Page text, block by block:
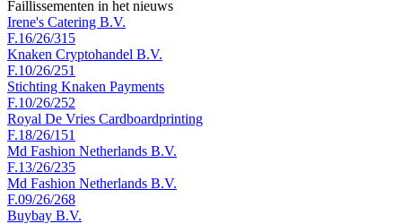
Faillissementen in het nieuws
Irene's Catering B.V.
F.16/26/315
Knaken Cryptohandel B.V.
F.10/26/251
Stichting Knaken Payments
F.10/26/252
Royal De Vries Cardboardprinting
F.18/26/151
Md Fashion Netherlands B.V.
F.13/26/235
Md Fashion Netherlands B.V.
F.09/26/268
Buybay B.V.